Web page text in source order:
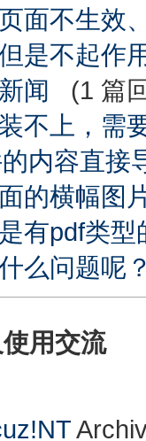
面不生效
是不起作
闻 (1 篇
不上，需
内容直接
的横幅图
有pdf类
么问题呢
用交流